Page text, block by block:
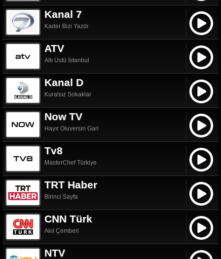
Kanal 7
Kader Bizi Yazdı
ATV
Altı Üstü İstanbul
Kanal D
Kuralsız Sokaklar
Now TV
Hayır Oluversin Gari
Tv8
MasterChef Türkiye
TRT Haber
Birinci Sayfa
CNN Türk
Akıl Çemberi
NTV